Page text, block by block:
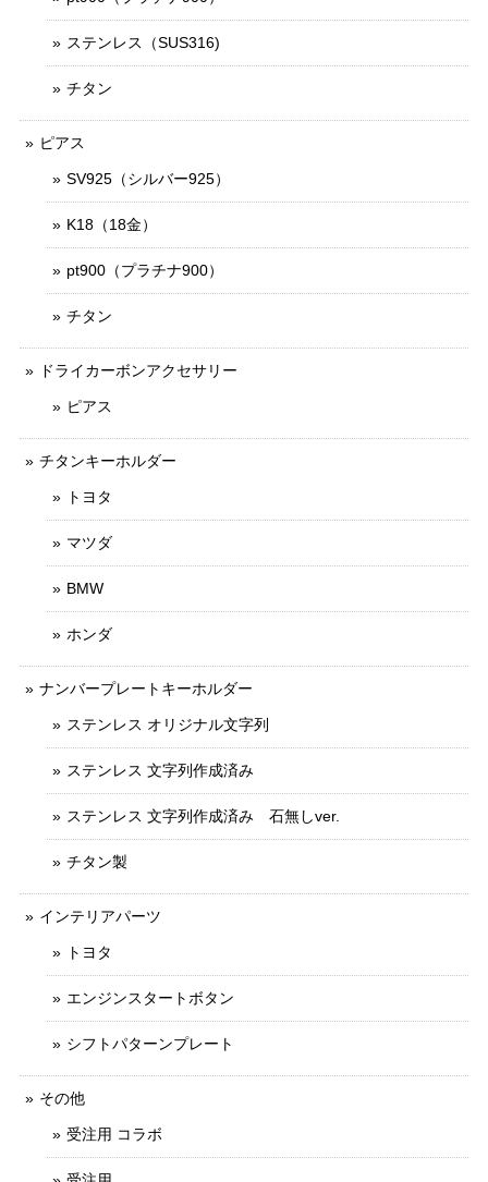
ステンレス（SUS316)
チタン
ピアス
SV925（シルバー925）
K18（18金）
pt900（プラチナ900）
チタン
ドライカーボンアクセサリー
ピアス
チタンキーホルダー
トヨタ
マツダ
BMW
ホンダ
ナンバープレートキーホルダー
ステンレス オリジナル文字列
ステンレス 文字列作成済み
ステンレス 文字列作成済み 石無しver.
チタン製
インテリアパーツ
トヨタ
エンジンスタートボタン
シフトパターンプレート
その他
受注用 コラボ